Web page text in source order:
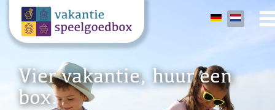
Vier vakantie, huur een
box.